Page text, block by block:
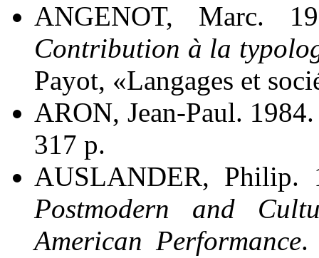
ANGENOT, Marc.
Contribution à la
Payot, «Langages et
ARON, Jean-Paul.
317 p.
AUSLANDER, Philip.
Postmodern and
American Performance.